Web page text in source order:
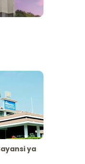
ya